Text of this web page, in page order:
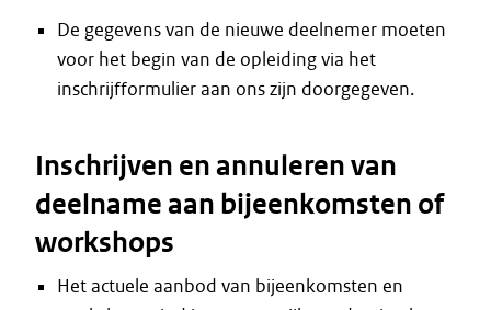
De gegevens van de nieuwe deelnemer moeten
voor het begin van de opleiding via het
inschrijfformulier aan ons zijn doorgegeven.
Inschrijven en annuleren van
deelname aan bijeenkomsten of
workshops
Het actuele aanbod van bijeenkomsten en